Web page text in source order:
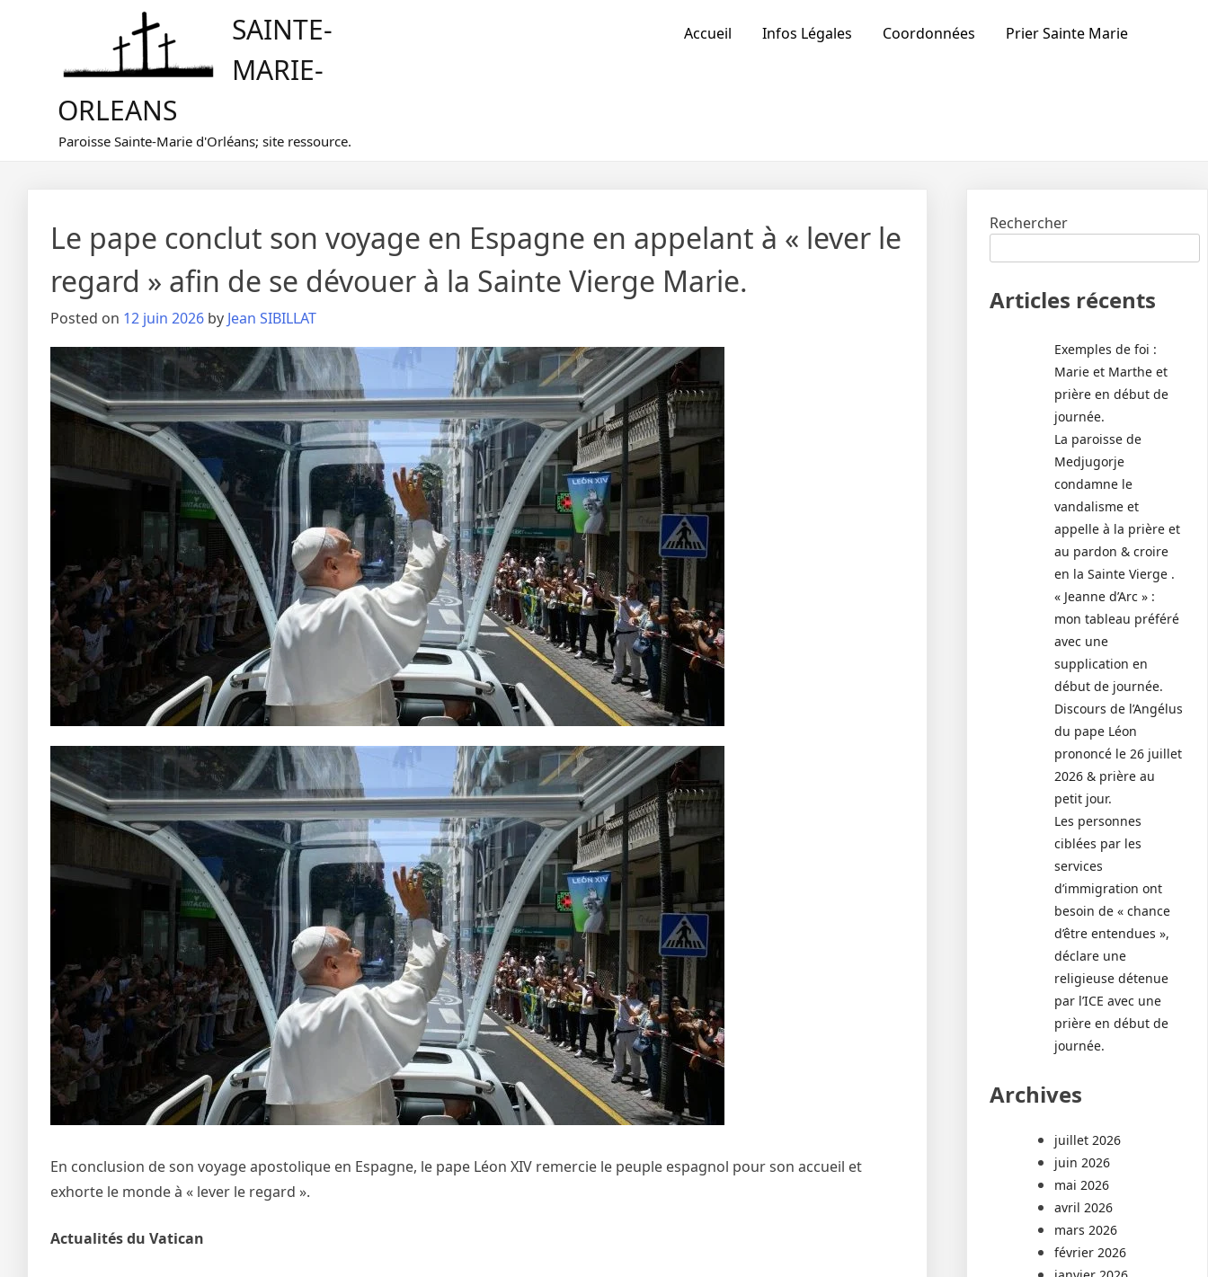
SAINTE-
MARIE-
ORLEANS
Paroisse Sainte-Marie d'Orléans; site ressource.
Accueil Infos Légales Coordonnées Prier Sainte Marie
Le pape conclut son voyage en Espagne en appelant à « lever le
regard » afin de se dévouer à la Sainte Vierge Marie.
Posted on 12 juin 2026 by Jean SIBILLAT
En conclusion de son voyage apostolique en Espagne, le pape Léon XIV remercie le peuple espagnol pour son accueil et
exhorte le monde à « lever le regard ».
Actualités du Vatican
Rechercher
Articles récents
Exemples de foi :
Marie et Marthe et
prière en début de
journée.
La paroisse de
Medjugorje
condamne le
vandalisme et
appelle à la prière et
au pardon & croire
en la Sainte Vierge .
« Jeanne d’Arc » :
mon tableau préféré
avec une
supplication en
début de journée.
Discours de l’Angélus
du pape Léon
prononcé le 26 juillet
2026 & prière au
petit jour.
Les personnes
ciblées par les
services
d’immigration ont
besoin de « chance
d’être entendues »,
déclare une
religieuse détenue
par l’ICE avec une
prière en début de
journée.
Archives
juillet 2026
juin 2026
mai 2026
avril 2026
mars 2026
février 2026